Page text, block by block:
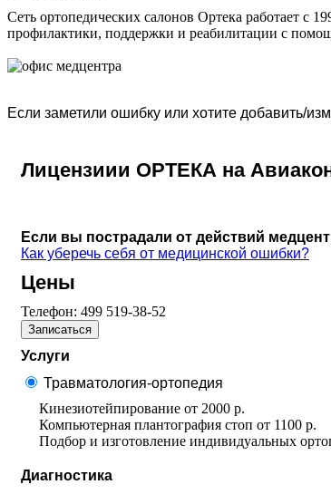
Сеть ортопедических салонов Ортека работает с
профилактики, поддержки и реабилитации с
Если заметили ошибку или хотите добавить/
Лицензиии ОРТЕКА на
Если вы пострадали от действий
Как уберечь себя от медицинской ошибки?
Цены
Телефон: 499 519-38-52
Записаться
Услуги
Травматология-ортопедия
Кинезиотейпирование от 2000 р.
Компьютерная плантография стоп от 1100 р.
Подбор и изготовление индивидуальных
Диагностика